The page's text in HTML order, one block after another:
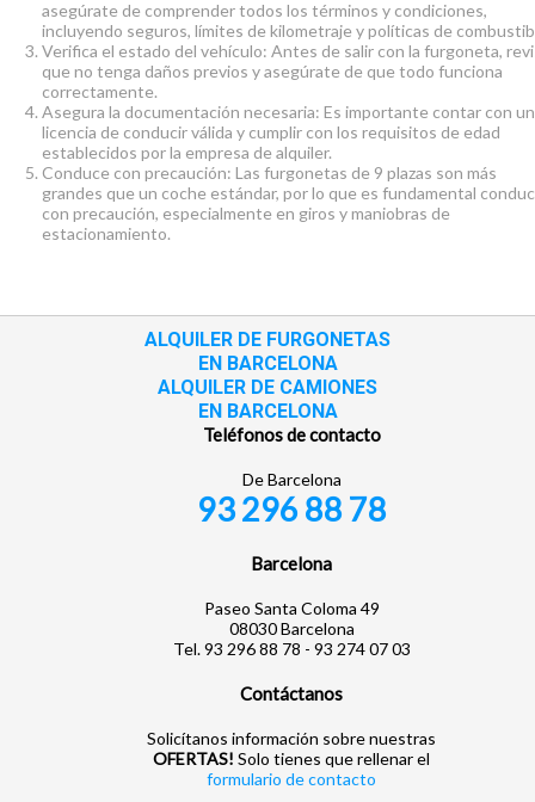
asegúrate de comprender todos los términos y condiciones,
incluyendo seguros, límites de kilometraje y políticas de
Verifica el estado del vehículo: Antes de salir con la furgoneta,
que no tenga daños previos y asegúrate de que todo funciona
correctamente.
Asegura la documentación necesaria: Es importante contar con
licencia de conducir válida y cumplir con los requisitos de edad
establecidos por la empresa de alquiler.
Conduce con precaución: Las furgonetas de 9 plazas son más
grandes que un coche estándar, por lo que es fundamental
con precaución, especialmente en giros y maniobras de
estacionamiento.
ALQUILER DE FURGONETAS
EN BARCELONA
ALQUILER DE CAMIONES
EN BARCELONA
Teléfonos de contacto
De Barcelona
93 296 88 78
Barcelona
Paseo Santa Coloma 49
08030 Barcelona
Tel. 93 296 88 78 - 93 274 07 03
Contáctanos
Solicítanos información sobre nuestras
OFERTAS! Solo tienes que rellenar el
formulario de contacto